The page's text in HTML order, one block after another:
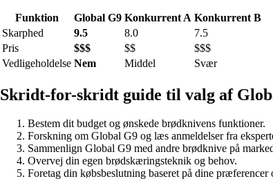
Funktion Global G9 Konkurrent A Konkurrent B
Skarphed
9.5 8.0
7.5
Pris
$$$ $$
$$$
Vedligeholdelse Nem Middel Svær
Skridt-for-skridt guide til valg af
Bestem dit budget og ønskede brødknivens funktioner.
Forskning om Global G9 og læs anmeldelser fra
Sammenlign Global G9 med andre brødknive på
Overvej din egen brødskæringsteknik og behov.
Foretag din købsbeslutning baseret på dine præferencer